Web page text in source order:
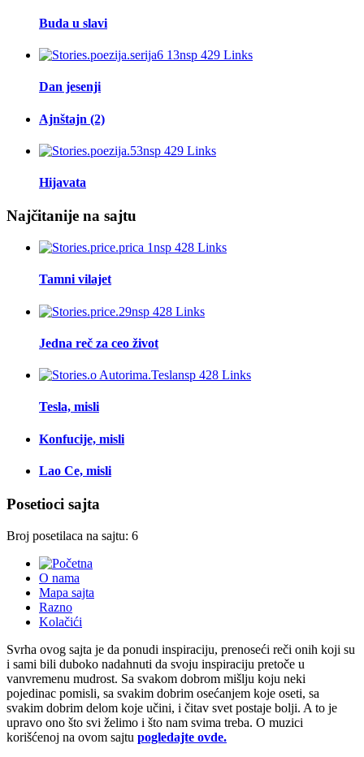
Buda u slavi
Dan jesenji
Ajnštajn (2)
Hijavata
Najčitanije na sajtu
Tamni vilajet
Jedna reč za ceo život
Tesla, misli
Konfucije, misli
Lao Ce, misli
Posetioci sajta
Broj posetilaca na sajtu: 6
O nama
Mapa sajta
Razno
Kolačići
Svrha ovog sajta je da ponudi inspiraciju, prenoseći reči onih koji su
i sami bili duboko nadahnuti da svoju inspiraciju pretoče u
vanvremenu mudrost. Sa svakom dobrom mišlju koju neki
pojedinac pomisli, sa svakim dobrim osećanjem koje oseti, sa
svakim dobrim delom koje učini, i čitav svet postaje bolji. A to je
upravo ono što svi želimo i što nam svima treba. O muzici
korišćenoj na ovom sajtu pogledajte ovde.